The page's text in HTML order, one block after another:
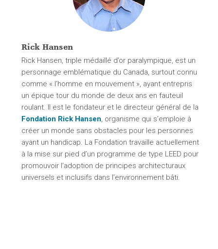
Rick Hansen
Rick Hansen, triple médaillé d’or paralympique, est un
personnage emblématique du Canada, surtout connu
comme « l’homme en mouvement », ayant entrepris
un épique tour du monde de deux ans en fauteuil
roulant. Il est le fondateur et le directeur général de la
Fondation Rick Hansen, organisme qui s’emploie à
créer un monde sans obstacles pour les personnes
ayant un handicap. La Fondation travaille actuellement
à la mise sur pied d’un programme de type LEED pour
promouvoir l’adoption de principes architecturaux
universels et inclusifs dans l’environnement bâti.